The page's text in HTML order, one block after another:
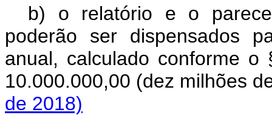
b) o relatório e o
poderão ser dispensados
anual, calculado conforme
10.000.000,00 (dez milhões
de 2018)